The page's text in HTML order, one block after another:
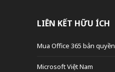
LIÊN KẾT HỮU ÍCH
Mua Office 365 bản quyền
Microsoft Việt Nam